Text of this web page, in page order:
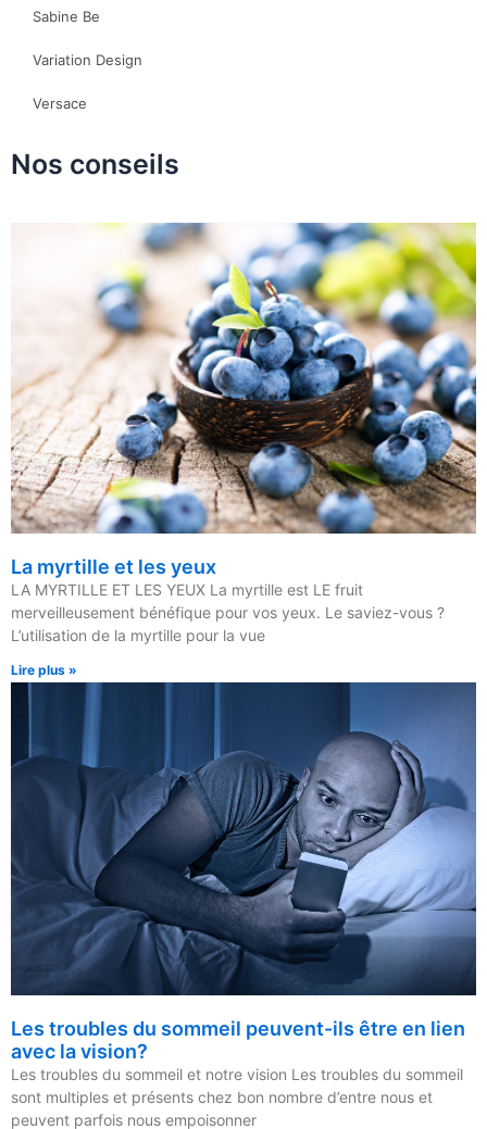
Sabine Be
Variation Design
Versace
Nos conseils
La myrtille et les yeux
LA MYRTILLE ET LES YEUX La myrtille est LE fruit
merveilleusement bénéfique pour vos yeux. Le saviez-vous ?
L’utilisation de la myrtille pour la vue
Lire plus »
Les troubles du sommeil peuvent-ils être en lien
avec la vision?
Les troubles du sommeil et notre vision Les troubles du sommeil
sont multiples et présents chez bon nombre d’entre nous et
peuvent parfois nous empoisonner